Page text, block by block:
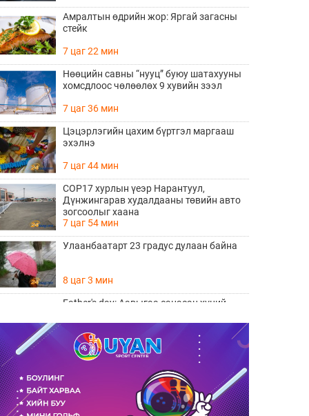
Амралтын өдрийн жор: Яргай загасны
стейк
7 цаг 22 мин
Нөөцийн савны “нууц” буюу шатахууны
хомсдлоос чөлөөлөх 9 хувийн зээл
7 цаг 36 мин
Цэцэрлэгийн цахим бүртгэл маргааш
эхэлнэ
7 цаг 44 мин
COP17 хурлын үеэр Нарантуул,
Дүнжингарав худалдааны төвийн авто
зогсоолыг хаана
7 цаг 54 мин
Улаанбаатарт 23 градус дулаан байна
8 цаг 3 мин
Father's day: Аавыгаа санасан хүний
Өчигдөр 11 цаг 15 мин
Өнөөдөр тоглолтоо хийх гэж байгаа THE
HU хамтлагийн алдартай 10 дуу
Өчигдөр 10 цаг 20 мин